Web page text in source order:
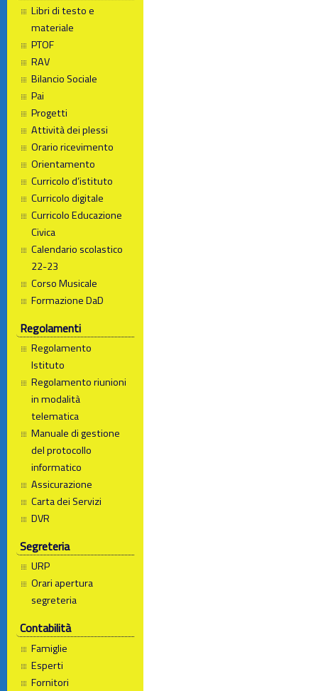
Libri di testo e
materiale
PTOF
RAV
Bilancio Sociale
Pai
Progetti
Attività dei plessi
Orario ricevimento
Orientamento
Curricolo d’istituto
Curricolo digitale
Curricolo Educazione
Civica
Calendario scolastico
22-23
Corso Musicale
Formazione DaD
Regolamenti
Regolamento
Istituto
Regolamento riunioni
in modalità
telematica
Manuale di gestione
del protocollo
informatico
Assicurazione
Carta dei Servizi
DVR
Segreteria
URP
Orari apertura
segreteria
Contabilità
Famiglie
Esperti
Fornitori